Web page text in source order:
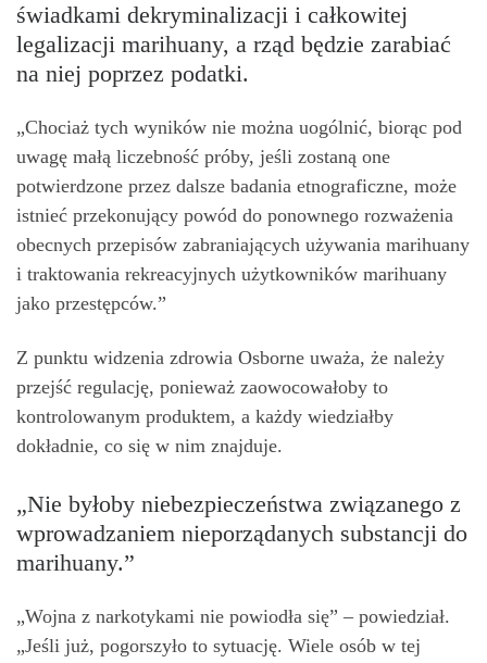
świadkami dekryminalizacji i całkowitej
legalizacji marihuany, a rząd będzie zarabiać
na niej poprzez podatki.
„Chociaż tych wyników nie można uogólnić, biorąc pod
uwagę małą liczebność próby, jeśli zostaną one
potwierdzone przez dalsze badania etnograficzne, może
istnieć przekonujący powód do ponownego rozważenia
obecnych przepisów zabraniających używania marihuany
i traktowania rekreacyjnych użytkowników marihuany
jako przestępców.”
Z punktu widzenia zdrowia Osborne uważa, że ​​należy
przejść regulację, ponieważ zaowocowałoby to
kontrolowanym produktem, a każdy wiedziałby
dokładnie, co się w nim znajduje.
„Nie byłoby niebezpieczeństwa związanego z
wprowadzaniem nieporządanych substancji do
marihuany.”
„Wojna z narkotykami nie powiodła się” – powiedział.
„Jeśli już, pogorszyło to sytuację. Wiele osób w tej